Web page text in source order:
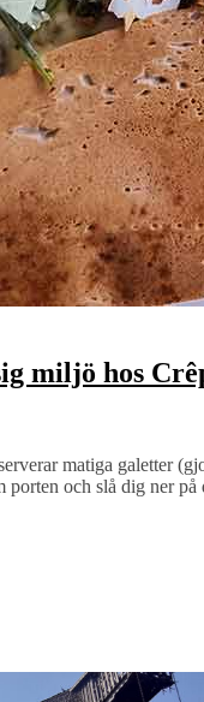
miljö hos
matiga galetter
porten och slå dig ner